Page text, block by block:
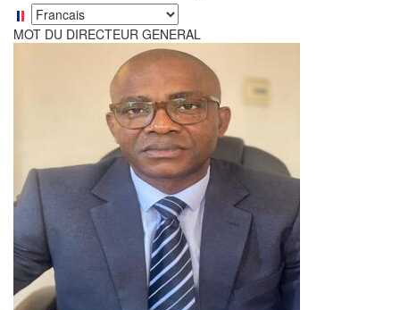
Select
your
language
MOT DU DIRECTEUR GENERAL